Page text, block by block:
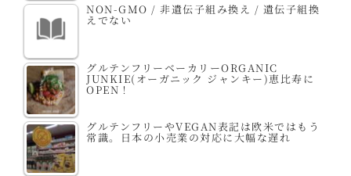
NON-GMO / 非遺伝子組み換え / 遺伝子組換
えでない
グルテンフリーベーカリーORGANIC
JUNKIE(オーガニック ジャンキー)恵比寿に
OPEN！
グルテンフリーやVEGAN表記は欧米ではもう
常識。日本の小売業の対応に大幅な遅れ